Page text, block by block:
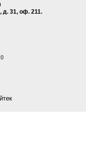
д. 31, oф. 211.